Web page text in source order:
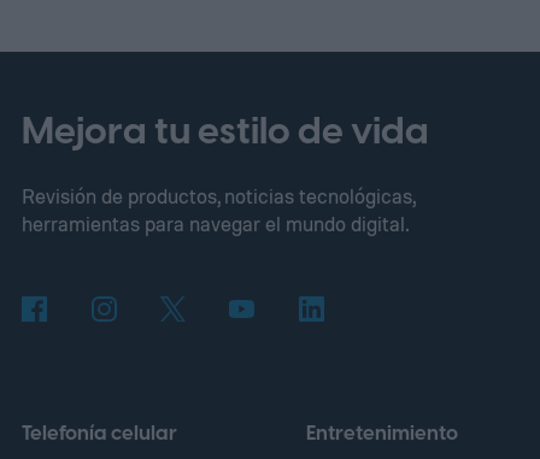
Mejora tu estilo de vida
Revisión de productos, noticias tecnológicas,
herramientas para navegar el mundo digital.
Telefonía celular
Entretenimiento